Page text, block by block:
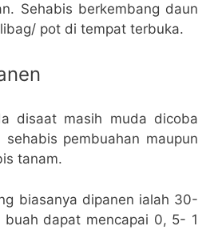
Sehabis berkembang daun
pot di tempat terbuka.
disaat masih muda dicoba
pembuahan maupun
tanam.
biasanya dipanen ialah 30-
dapat mencapai 0, 5- 1